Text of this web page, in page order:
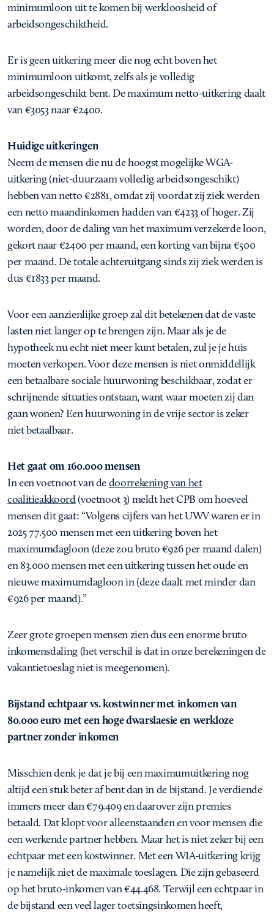
minimumloon uit te komen bij werkloosheid of
arbeidsongeschiktheid.
Er is geen uitkering meer die nog echt boven het
minimumloon uitkomt, zelfs als je volledig
arbeidsongeschikt bent. De maximum netto-uitkering daalt
van €3053 naar €2400.
Huidige uitkeringen
Neem de mensen die nu de hoogst mogelijke WGA-
uitkering (niet-duurzaam volledig arbeidsongeschikt)
hebben van netto €2881, omdat zij voordat zij ziek werden
een netto maandinkomen hadden van €4233 of hoger. Zij
worden, door de daling van het maximum verzekerde loon,
gekort naar €2400 per maand, een korting van bijna €500
per maand. De totale achteruitgang sinds zij ziek werden is
dus €1833 per maand.
Voor een aanzienlijke groep zal dit betekenen dat de vaste
lasten niet langer op te brengen zijn. Maar als je de
hypotheek nu echt niet meer kunt betalen, zul je je huis
moeten verkopen. Voor deze mensen is niet onmiddellijk
een betaalbare sociale huurwoning beschikbaar, zodat er
schrijnende situaties ontstaan, want waar moeten zij dan
gaan wonen? Een huurwoning in de vrije sector is zeker
niet betaalbaar.
Het gaat om 160.000 mensen
In een voetnoot van dedoorrekening van het
coalitieakkoord(voetnoot 3) meldt het CPB om hoeveel
mensen dit gaat: “Volgens cijfers van het UWV waren er in
2025 77.500 mensen met een uitkering boven het
maximumdagloon (deze zou bruto €926 per maand dalen)
en 83.000 mensen met een uitkering tussen het oude en
nieuwe maximumdagloon in (deze daalt met minder dan
€926 per maand).”
Zeer grote groepen mensen zien dus een enorme bruto
inkomensdaling (het verschil is dat in onze berekeningen de
vakantietoeslag niet is meegenomen).
Bijstand echtpaar vs. kostwinner met inkomen van
80.000 euro met een hoge dwarslaesie en werkloze
partner zonder inkomen
Misschien denk je dat je bij een maximumuitkering nog
altijd een stuk beter af bent dan in de bijstand. Je verdiende
immers meer dan €79.409 en daarover zijn premies
betaald. Dat klopt voor alleenstaanden en voor mensen die
een werkende partner hebben. Maar het is niet zeker bij een
echtpaar met een kostwinner. Met een WIA-uitkering krijg
je namelijk niet de maximale toeslagen. Die zijn gebaseerd
op het bruto-inkomen van €44.468. Terwijl een echtpaar in
de bijstand een veel lager toetsingsinkomen heeft,